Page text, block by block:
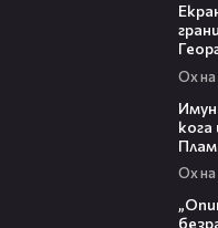
Ох
кога
Ох